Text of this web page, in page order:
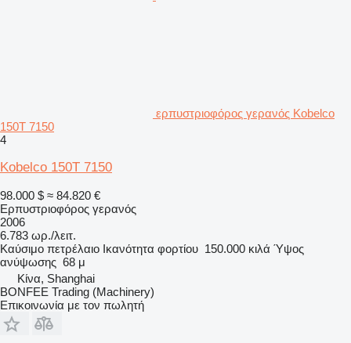
ερπυστριοφόρος γερανός Kobelco
150T 7150
4
Kobelco 150T 7150
98.000 $ ≈ 84.820 €
Ερπυστριοφόρος γερανός
2006
6.783 ωρ./λειτ.
Καύσιμο πετρέλαιο Ικανότητα φορτίου 150.000 κιλά Ύψος
ανύψωσης 68 μ
Κίνα, Shanghai
BONFEE Trading (Machinery)
Επικοινωνία με τον πωλητή